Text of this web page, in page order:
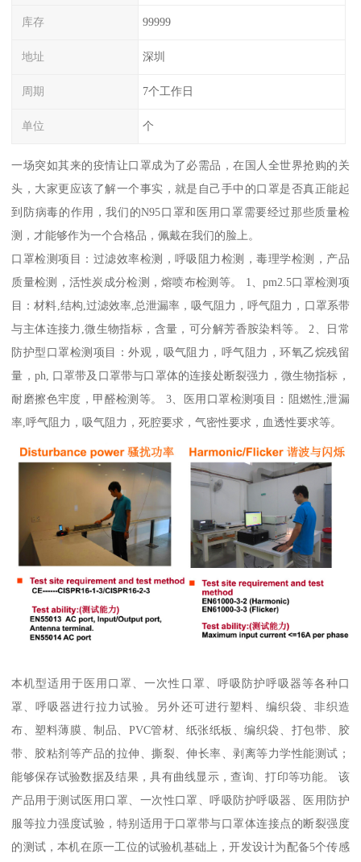
库存 99999
地址 深圳
周期 7个工作日
单位 个
一场突如其来的疫情让口罩成为了必需品，在国人全世界抢购的关
头，大家更应该了解一个事实，就是自己手中的口罩是否真正能起
到防病毒的作用，我们的N95口罩和医用口罩需要经过那些质量检
测，才能够作为一个合格品，佩戴在我们的脸上。
口罩检测项目：过滤效率检测，呼吸阻力检测，毒理学检测，产品
质量检测，活性炭成分检测，熔喷布检测等。 1、pm2.5口罩检测项
目：材料,结构,过滤效率,总泄漏率，吸气阻力，呼气阻力，口罩系带
与主体连接力,微生物指标，含量，可分解芳香胺染料等。 2、日常
防护型口罩检测项目：外观，吸气阻力，呼气阻力，环氧乙烷残留
量，ph, 口罩带及口罩带与口罩体的连接处断裂强力，微生物指标，
耐磨擦色牢度，甲醛检测等。 3、医用口罩检测项目：阻燃性,泄漏
率,呼气阻力，吸气阻力，死腔要求，气密性要求，血透性要求等。
本机型适用于医用口罩、一次性口罩、呼吸防护呼吸器等各种口
罩、呼吸器进行拉力试验。另外还可进行塑料、编织袋、非织造
布、塑料薄膜、制品、PVC管材、纸张纸板、编织袋、打包带、胶
带、胶粘剂等产品的拉伸、撕裂、伸长率、剥离等力学性能测试；
能够保存试验数据及结果，具有曲线显示，查询、打印等功能。 该
产品用于测试医用口罩、一次性口罩、呼吸防护呼吸器、医用防护
服等拉力强度试验，特别适用于口罩带与口罩体连接点的断裂强度
的测试，本机在原一工位的试验机基础上，开发设计为配备5个传感